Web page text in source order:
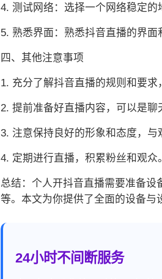
4. 测试网络：选择一个网络稳定的
5. 熟悉界面：熟悉抖音直播的界面
四、其他注意事项
1. 充分了解抖音直播的规则和要求
2. 提前准备好直播内容，可以是聊
3. 注意保持良好的形象和态度，与
4. 定期进行直播，积累粉丝和观众。
总结：个人开抖音直播需要准备
等。本文为你提供了全面的设备与
24小时不间断服务